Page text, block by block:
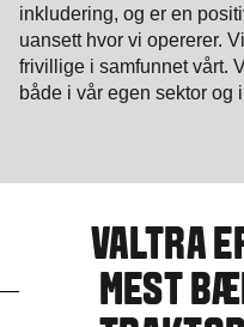
inkludering, og er en
uansett hvor vi opererer.
frivillige i samfunnet vårt.
både i vår egen sektor og
VALTRA
MEST